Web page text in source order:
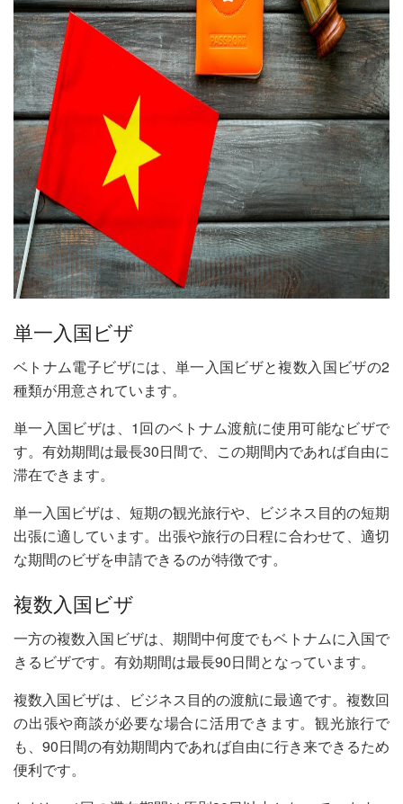
単一入国ビザ
ベトナム電子ビザには、単一入国ビザと複数入国ビザの2
種類が用意されています。
単一入国ビザは、1回のベトナム渡航に使用可能なビザで
す。有効期間は最長30日間で、この期間内であれば自由に
滞在できます。
単一入国ビザは、短期の観光旅行や、ビジネス目的の短期
出張に適しています。出張や旅行の日程に合わせて、適切
な期間のビザを申請できるのが特徴です。
複数入国ビザ
一方の複数入国ビザは、期間中何度でもベトナムに入国で
きるビザです。有効期間は最長90日間となっています。
複数入国ビザは、ビジネス目的の渡航に最適です。複数回
の出張や商談が必要な場合に活用できます。観光旅行で
も、90日間の有効期間内であれば自由に行き来できるため
便利です。